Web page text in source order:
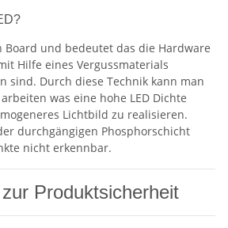
Board und bedeutet das die Hardware
Hilfe eines Vergussmaterials
sind. Durch diese Technik kann man
was eine hohe LED Dichte
Lichtbild zu realisieren.
durchgängigen Phosphorschicht
nicht erkennbar.
Produktsicherheit